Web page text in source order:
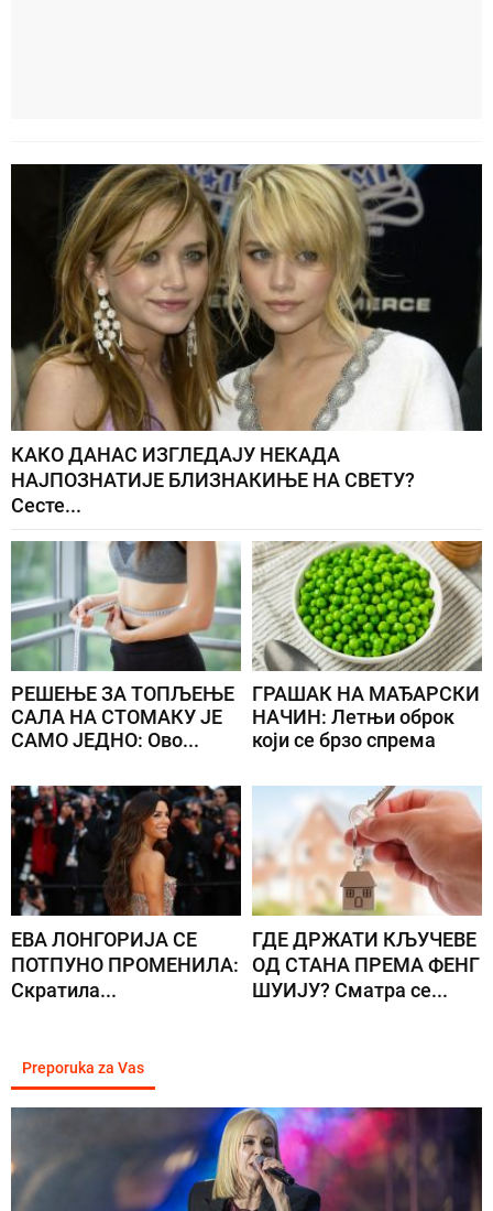
КАКО ДАНАС ИЗГЛЕДАЈУ НЕКАДА
НАЈПОЗНАТИЈЕ БЛИЗНАКИЊЕ НА СВЕТУ?
Сесте...
РЕШЕЊЕ ЗА ТОПЉЕЊЕ
САЛА НА СТОМАКУ ЈЕ
САМО ЈЕДНО: Ово...
ГРАШАК НА МАЂАРСКИ
НАЧИН: Летњи оброк
који се брзо спрема
ЕВА ЛОНГОРИЈА СЕ
ПОТПУНО ПРОМЕНИЛА:
Скратила...
ГДЕ ДРЖАТИ КЉУЧЕВЕ
ОД СТАНА ПРЕМА ФЕНГ
ШУИЈУ? Сматра се...
Preporuka za Vas